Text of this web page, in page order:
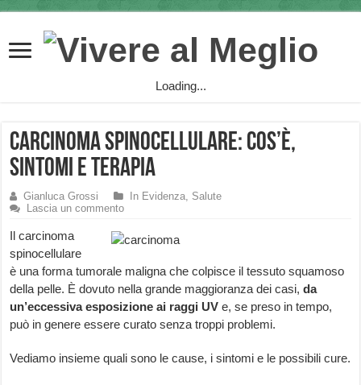
Loading...
Carcinoma Spinocellulare: cos’è,
sintomi e terapia
Gianluca Grossi In Evidenza, Salute
Lascia un commento
Il carcinoma
spinocellulare
è una forma tumorale maligna che colpisce il tessuto squamoso
della pelle. È dovuto nella grande maggioranza dei casi,da
un’eccessiva esposizione ai raggi UV e, se preso in tempo,
può in genere essere curato senza troppi problemi.
Vediamo insieme quali sono le cause, i sintomi e le possibili cure.